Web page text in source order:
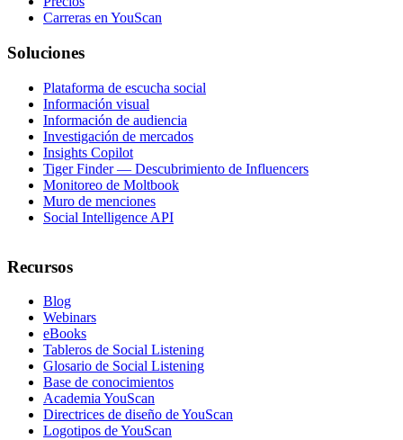
Carreras en YouScan
Soluciones
Plataforma de escucha social
Información visual
Información de audiencia
Investigación de mercados
Insights Copilot
Tiger Finder — Descubrimiento de Influencers
Monitoreo de Moltbook
Muro de menciones
Social Intelligence API
Recursos
Blog
Webinars
eBooks
Tableros de Social Listening
Glosario de Social Listening
Base de conocimientos
Academia YouScan
Directrices de diseño de YouScan
Logotipos de YouScan